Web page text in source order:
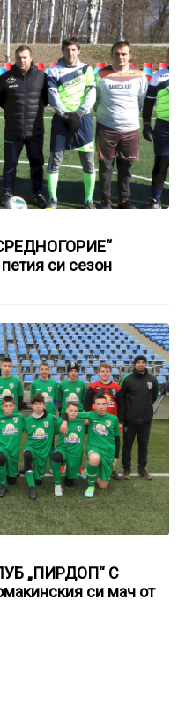
си сезон
„ПИРДОП“ С
си мач от